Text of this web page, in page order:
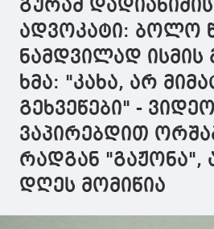
გურამ დადიანიძის
ადვოკატი: ბოლო
ნამდვილად ისმის
ხმა: "კახა, არ
გეხვეწები" -
ვაპირებდით
რადგან "გაჟონა",
დღეს მომიწია